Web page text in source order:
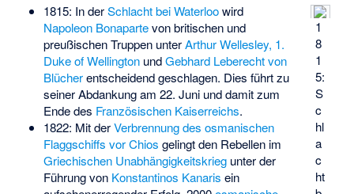
1
8
1
5:
S
c
hl
a
c
ht
1815: In derSchlacht bei Waterloowird
Napoleon Bonapartevon britischen und
preußischen Truppen unterArthur Wellesley, 1.
Duke of WellingtonundGebhard Leberecht von
Blücherentscheidend geschlagen. Dies führt zu
seiner Abdankung am 22. Juni und damit zum
Ende des Französischen Kaiserreichs.
1822: Mit derVerbrennung des osmanischen
Flaggschiffs vor Chios gelingt den Rebellen im
Griechischen Unabhängigkeitskriegunter der
Führung von Konstantinos Kanaris ein